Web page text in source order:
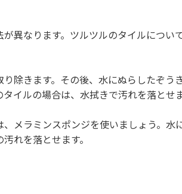
異なります。ツルツルのタイルについ
除きます。その後、水にぬらしたぞう
イルの場合は、水拭きで汚れを落とせま
メラミンスポンジを使いましょう。水
れを落とせます。